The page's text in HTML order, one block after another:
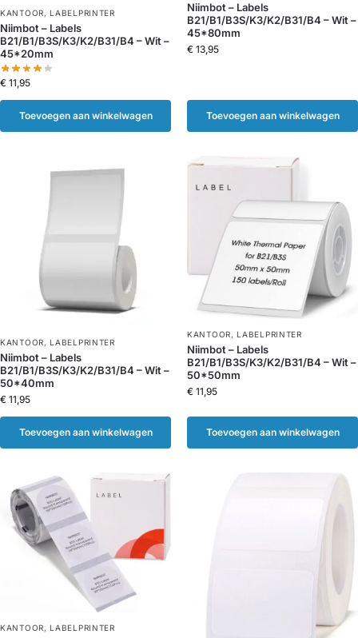
KANTOOR,LABELPRINTER
Niimbot – Labels
B21/B1/B3S/K3/K2/B31/B4 – Wit –
45*20mm
€ 11,95
Toevoegen aan winkelwagen
Niimbot – Labels
B21/B1/B3S/K3/K2/B31/B4 – Wit –
45*80mm
€ 13,95
Toevoegen aan winkelwagen
KANTOOR,LABELPRINTER
Niimbot – Labels
B21/B1/B3S/K3/K2/B31/B4 – Wit –
50*40mm
€ 11,95
Toevoegen aan winkelwagen
KANTOOR, LABELPRINTER
Niimbot – Labels
B21/B1/B3S/K3/K2/B31/B4 – Wit –
50*50mm
€ 11,95
Toevoegen aan winkelwagen
KANTOOR,LABELPRINTER